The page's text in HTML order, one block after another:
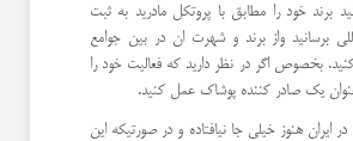
برند خود را مطابق با پروتکل مادرید به ثبت
برسانید واز برند و شهرت ان در بین جوامع
بخصوص اگر در نظر دارید که فعالیت خود را
یک صادر کننده پوشاک عمل کنید.
ایران هنوز خیلی جا نیافتاده و در صورتیکه این